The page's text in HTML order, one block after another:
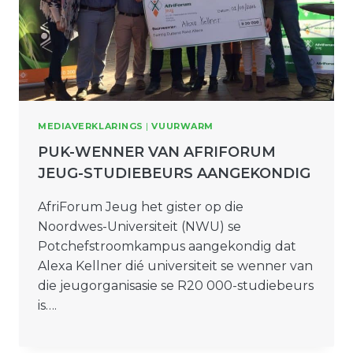
MEDIAVERKLARINGS |VUURWARM
PUK-WENNER VAN AFRIFORUM
JEUG-STUDIEBEURS AANGEKONDIG
AfriForum Jeug het gister op die
Noordwes-Universiteit (NWU) se
Potchefstroomkampus aangekondig dat
Alexa Kellner dié universiteit se wenner van
die jeugorganisasie se R20 000-studiebeurs
is….